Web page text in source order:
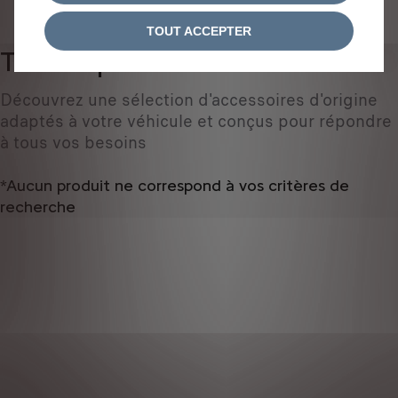
Tous les produits
Découvrez une sélection d'accessoires d'origine
adaptés à votre véhicule et conçus pour répondre
à tous vos besoins
*Aucun produit ne correspond à vos critères de
recherche
TOUT ACCEPTER